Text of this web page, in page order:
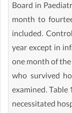
Board in
month to
included.
year except in
one month of
who survived
examined.
necessitated